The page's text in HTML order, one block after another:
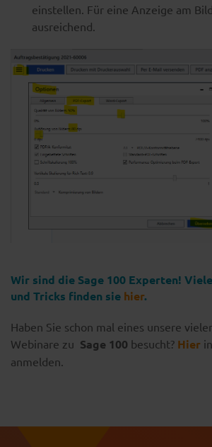
einstellen. Für eine Anzeige am
ausreichend.
Wir sind die Sage 100 Experten!
und Tricks finden sie hier.
Haben Sie schon mal eines unsere
Webinare zu Sage 100 besucht? Hier
anmelden.